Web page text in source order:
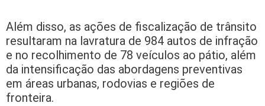
Além disso, as ações de fiscalização de trânsito
resultaram na lavratura de 984 autos de infração
e no recolhimento de 78 veículos ao pátio, além
da intensificação das abordagens preventivas
em áreas urbanas, rodovias e regiões de
fronteira.